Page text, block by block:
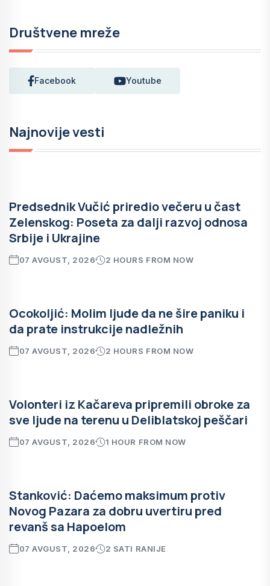
Društvene mreže
Facebook Youtube
Najnovije vesti
Predsednik Vučić priredio večeru u čast
Zelenskog: Poseta za dalji razvoj odnosa
Srbije i Ukrajine
07 AVGUST, 2026 2 HOURS FROM NOW
Ocokoljić: Molim ljude da ne šire paniku i
da prate instrukcije nadležnih
07 AVGUST, 2026 2 HOURS FROM NOW
Volonteri iz Kačareva pripremili obroke za
sve ljude na terenu u Deliblatskoj peščari
07 AVGUST, 2026 1 HOUR FROM NOW
Stanković: Daćemo maksimum protiv
Novog Pazara za dobru uvertiru pred
revanš sa Hapoelom
07 AVGUST, 2026 2 SATI RANIJE